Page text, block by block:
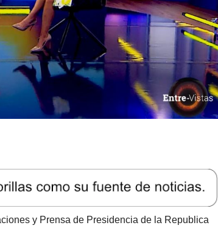
y Prensa de Presidencia de la Republica